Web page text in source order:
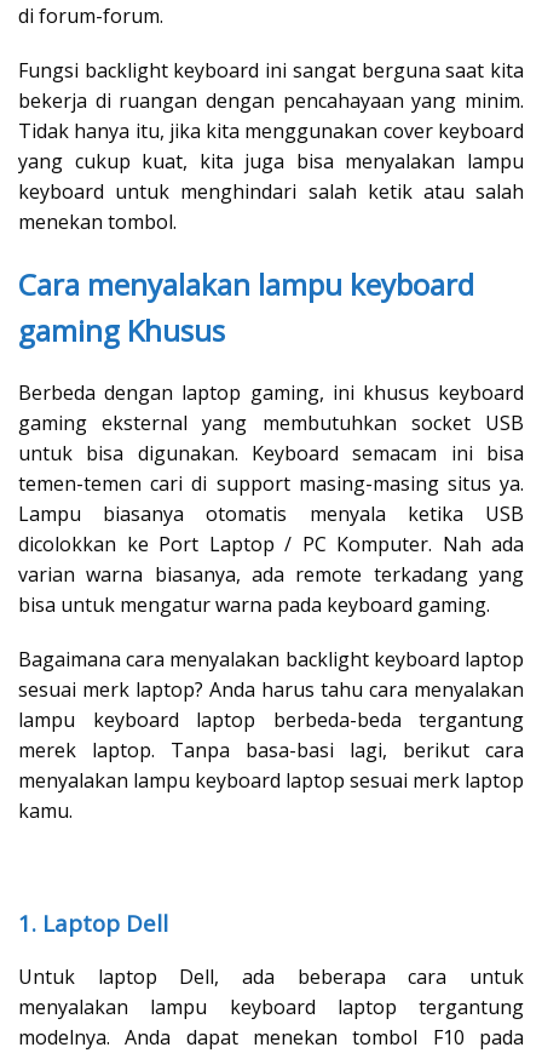
di forum-forum.
Fungsi backlight keyboard ini sangat berguna saat kita
bekerja di ruangan dengan pencahayaan yang minim.
Tidak hanya itu, jika kita menggunakan cover keyboard
yang cukup kuat, kita juga bisa menyalakan lampu
keyboard untuk menghindari salah ketik atau salah
menekan tombol.
Cara menyalakan lampu keyboard
gaming Khusus
Berbeda dengan laptop gaming, ini khusus keyboard
gaming eksternal yang membutuhkan socket USB
untuk bisa digunakan. Keyboard semacam ini bisa
temen-temen cari di support masing-masing situs ya.
Lampu biasanya otomatis menyala ketika USB
dicolokkan ke Port Laptop / PC Komputer. Nah ada
varian warna biasanya, ada remote terkadang yang
bisa untuk mengatur warna pada keyboard gaming.
Bagaimana cara menyalakan backlight keyboard laptop
sesuai merk laptop? Anda harus tahu cara menyalakan
lampu keyboard laptop berbeda-beda tergantung
merek laptop. Tanpa basa-basi lagi, berikut cara
menyalakan lampu keyboard laptop sesuai merk laptop
kamu.
1. Laptop Dell
Untuk laptop Dell, ada beberapa cara untuk
menyalakan lampu keyboard laptop tergantung
modelnya. Anda dapat menekan tombol F10 pada